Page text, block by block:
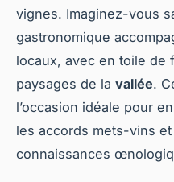
vignes. Imaginez-vous
gastronomique
locaux, avec en toile de
paysages de la vallée.
l’occasion idéale pour
les accords mets-vins
connaissances